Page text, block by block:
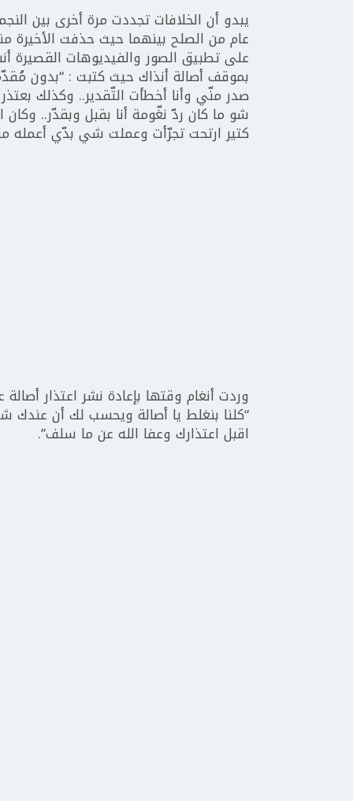
يبدو أن الخلافات تجددت مرة أخرى بين
عام من الصلح بينهما حيث حذفت الأخيرة
على تطبيق الصور والفيديوهات القصيرة
بموقف أصالة أنذاك حيث كتبت : “بدون
صدر منّي وأنا أخطأت التّقدير.. وكذلك
شو ما كان ردّ نغّومة أنا بقبل وبقدّر..
كتير ارتحت تجرّأت وعملت شي بدّي أعمله
وردت أنغام وقتها بإعادة نشر اعتذار
“كلنا بنغلط يا أصالة ويحسب لك أن عندك
اقبل اعتذارك وعفا الله عن ما سلف”.